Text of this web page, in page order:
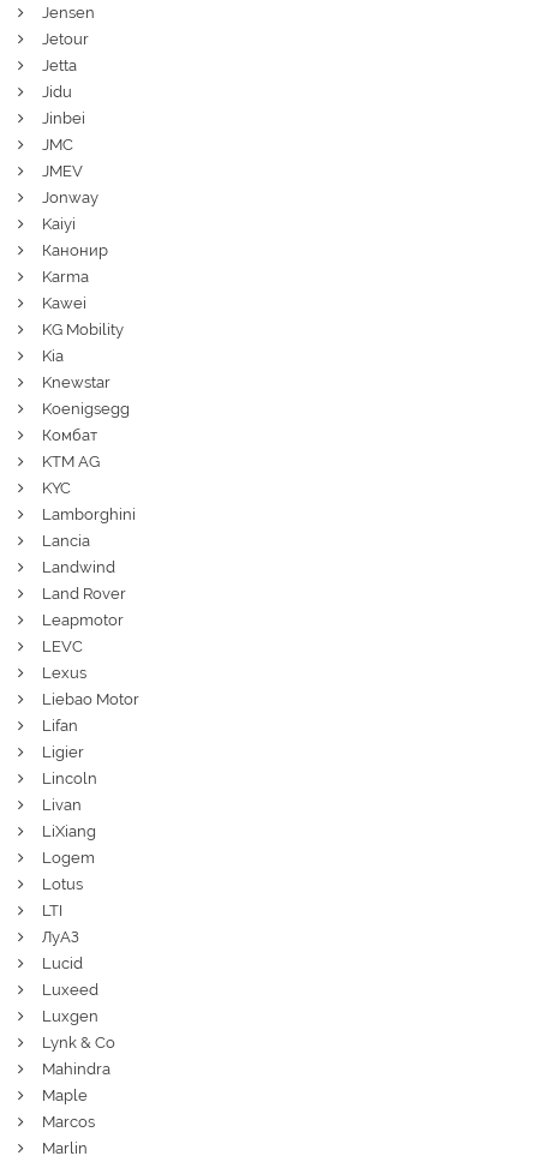
Jensen
Jetour
Jetta
Jidu
Jinbei
JMC
JMEV
Jonway
Kaiyi
Канонир
Karma
Kawei
KG Mobility
Kia
Knewstar
Koenigsegg
Комбат
KTM AG
KYC
Lamborghini
Lancia
Landwind
Land Rover
Leapmotor
LEVC
Lexus
Liebao Motor
Lifan
Ligier
Lincoln
Livan
LiXiang
Logem
Lotus
LTI
ЛуАЗ
Lucid
Luxeed
Luxgen
Lynk & Co
Mahindra
Maple
Marcos
Marlin